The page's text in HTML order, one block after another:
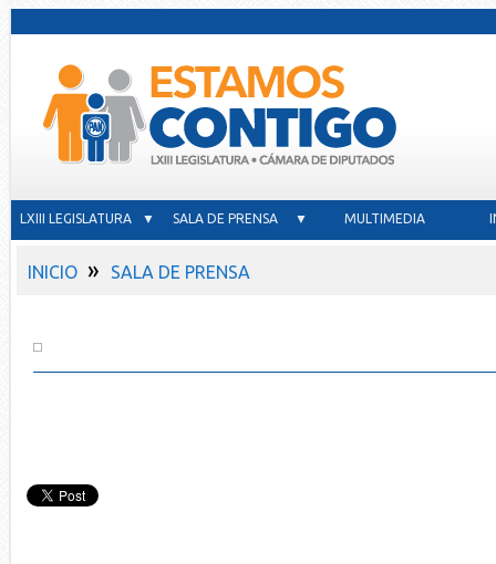
LXIII LEGISLATURA ▼ SALA DE PRENSA ▼ MULTIMEDIA
INICIO » SALA DE PRENSA